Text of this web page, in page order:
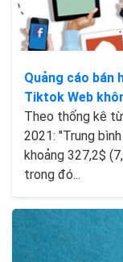
Quảng cáo bán
Tiktok Web
Theo thống kê
2021: "Trung
khoảng 327,2$
trong đó...